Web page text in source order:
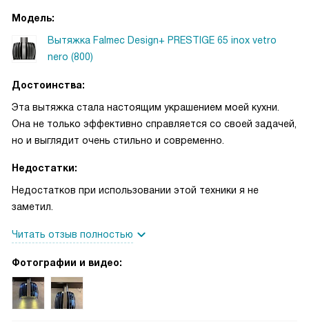
Модель:
Вытяжка Falmec Design+ PRESTIGE 65 inox vetro
nero (800)
Достоинства:
Эта вытяжка стала настоящим украшением моей кухни.
Она не только эффективно справляется со своей задачей,
но и выглядит очень стильно и современно.
Недостатки:
Недостатков при использовании этой техники я не
заметил.
Читать отзыв полностью
Фотографии и видео: